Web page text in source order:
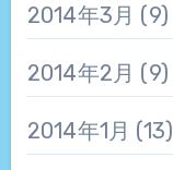
2014年3月 (9)
2014年2月 (9)
2014年1月 (13)